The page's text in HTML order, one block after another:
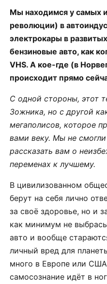
Мы находимся у самых
революции) в
электрокары в
бензиновые авто, как
VHS. А кое-где (в
происходит прямо
С одной стороны, этот
Зожника, но с другой
мегаполисов, которое
вами веку. Мы не
рассказать вам о
переменах к лучшему.
В цивилизованном
берут на себя лично
за своё здоровье, но и
как минимум не
авто и вообще
личный вред для
много в Европе или
самосознание идёт в